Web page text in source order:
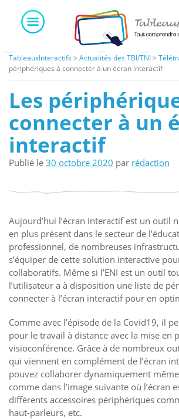
content
TableauxInteractifs > Actualités des TBI/TNI>
périphériques à connecter à un écran interactif
Les
connecter à un
interactif
Publié le 30 octobre 2020 par rédaction
Aujourd’hui l’écran interactif est un outil
en plus présent dans le secteur de
professionnel, de nombreuses
s’équiper de cette solution interactive
collaboratifs. Même si l’ENI est un outil
l’utilisateur a à disposition une liste de
connecter à l’écran interactif pour en
Comme avec l’épisode de la Covid19, il
pour le travail à distance avec la mise en
visioconférence. Grâce à de nombreux
qui viennent en complément de l’écran
pouvez collaborer dynamiquement
comme dans l’image suivante où l’écran
différents accessoires périphériques
haut-parleurs, etc.